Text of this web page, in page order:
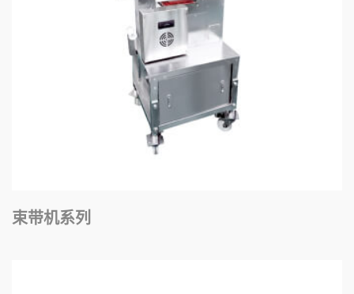
束带机系列